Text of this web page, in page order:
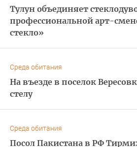
Тулун объединяет
профессиональной арт-
стекло»
Среда обитания
На въезде в поселок
стелу
Среда обитания
Посол Пакистана в РФ